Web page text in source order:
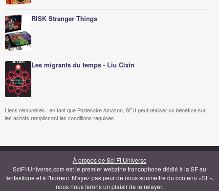
RISK Stranger Things
Les migrants du temps - Liu Cixin
Liens rémunérés : en tant que Partenaire Amazon, SFU peut réaliser un bénéfice sur
les achats remplissant les conditions requises.
À propos de Sci Fi Universe
SciFi-Universe.com est le premier webzine francophone dédié à la SF au
fantastique et à l'horreur. N'ayez pas peur de nous soumettre du contenu «SF»,
nous nous ferons un plaisir de le relayer.